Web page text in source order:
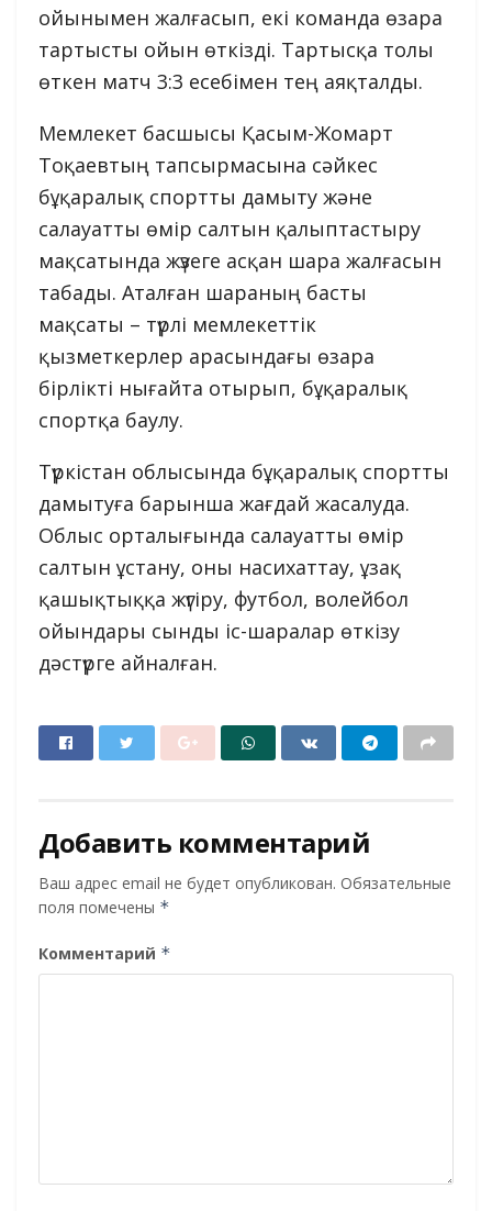
ойынымен жалғасып, екі команда өзара
тартысты ойын өткізді. Тартысқа толы
өткен матч 3:3 есебімен тең аяқталды.
Мемлекет басшысы Қасым-Жомарт
Тоқаевтың тапсырмасына сәйкес
бұқаралық спортты дамыту және
салауатты өмір салтын қалыптастыру
мақсатында жүзеге асқан шара жалғасын
табады. Аталған шараның басты
мақсаты – түрлі мемлекеттік
қызметкерлер арасындағы өзара
бірлікті нығайта отырып, бұқаралық
спортқа баулу.
Түркістан облысында бұқаралық спортты
дамытуға барынша жағдай жасалуда.
Облыс орталығында салауатты өмір
салтын ұстану, оны насихаттау, ұзақ
қашықтыққа жүгіру, футбол, волейбол
ойындары сынды іс-шаралар өткізу
дәстүрге айналған.
Добавить комментарий
Ваш адрес email не будет опубликован. Обязательные
поля помечены *
Комментарий *